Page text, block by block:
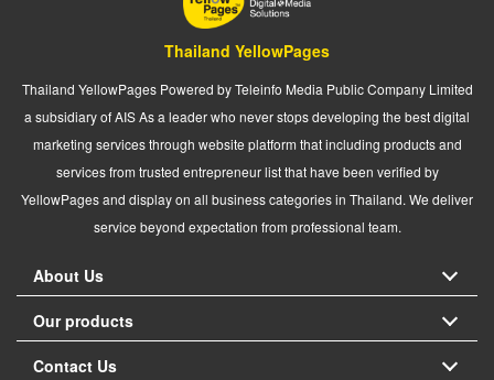
Thailand YellowPages
Thailand YellowPages Powered by Teleinfo Media Public Company Limited
a subsidiary of AIS As a leader who never stops developing the best digital
marketing services through website platform that including products and
services from trusted entrepreneur list that have been verified by
YellowPages and display on all business categories in Thailand. We deliver
service beyond expectation from professional team.
About Us
Our products
Contact Us